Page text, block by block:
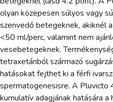
olyan közepesen súlyos vagy
szenvedő betegeknek, akiknél
<50 ml/perc, valamint nem
vesebetegeknek.
tetraxetánból származó
hatásokat fejthet ki a férfi
spermatogenesisre. A
kumulatív adagjának hatására